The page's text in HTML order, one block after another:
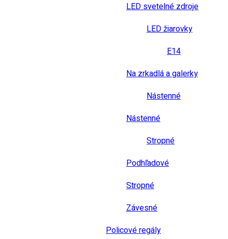
LED svetelné zdroje
LED žiarovky
E14
Na zrkadlá a galerky
Nástenné
Nástenné
Stropné
Podhľadové
Stropné
Závesné
Policové regály